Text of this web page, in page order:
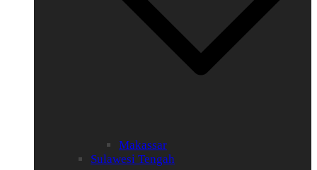
Makassar
Sulawesi Tengah